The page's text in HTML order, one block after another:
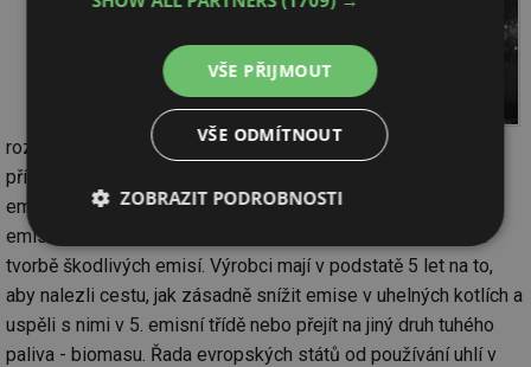
rozhodovat při koupi nového kotle podle druhu paliva
případě
emisní třídě. Uhelné kotle nedosahují parametrů nejvyšší 5.
emisní třídy, což je zapříčiněno povahou paliva vzhledem k
tvorbě škodlivých emisí. Výrobci mají v podstatě 5 let na to,
aby nalezli cestu, jak zásadně snížit emise v uhelných kotlích a
uspěli s nimi v 5. emisní třídě nebo přejít na jiný druh tuhého
paliva - biomasu. Řada evropských států od používání uhlí v
VŠE PŘIJMOUT
VŠE ODMÍTNOUT
ZOBRAZIT PODROBNOSTI
Nezbytně
nutné
soubory
Výkonové
soubory
Soubory
cílení